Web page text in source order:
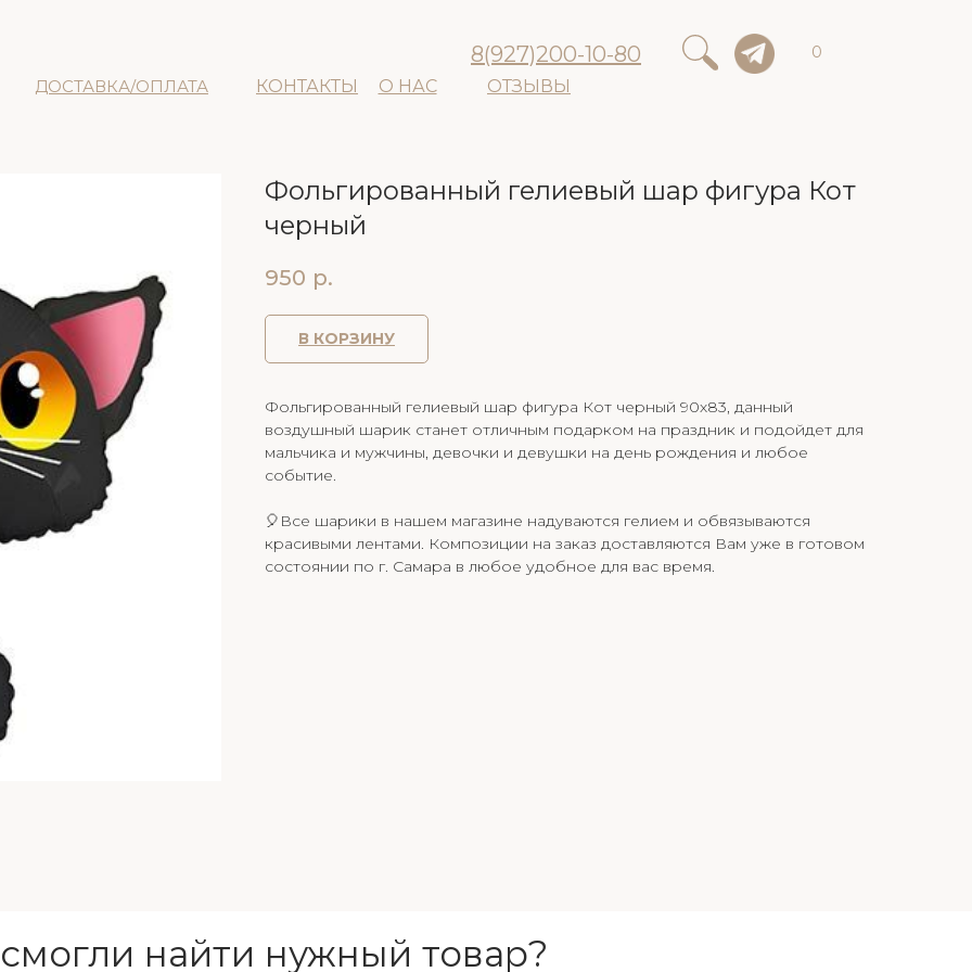
ДОСТАВКА/ОПЛАТА КОНТАКТЫ О НАС ОТЗЫВЫ
8(927)200-10-80 0
Фольгированный гелиевый шар фигура Кот
черный
950 р.
В КОРЗИНУ
Фольгированный гелиевый шар фигура Кот черный 90х83, данный
воздушный шарик станет отличным подарком на праздник и подойдет для
мальчика и мужчины, девочки и девушки на день рождения и любое
событие.
🎈Все шарики в нашем магазине надуваются гелием и обвязываются
красивыми лентами. Композиции на заказ доставляются Вам уже в готовом
состоянии по г. Самара в любое удобное для вас время.
найти нужный товар?